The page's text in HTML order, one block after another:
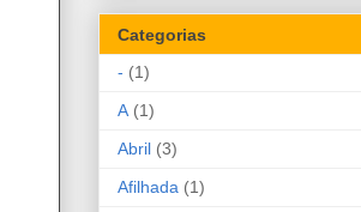
Categorias
- (1)
A (1)
Abril (3)
Afilhada (1)